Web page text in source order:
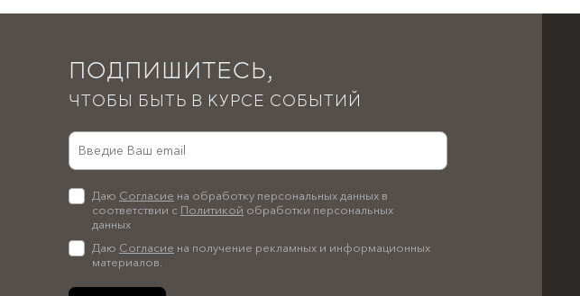
ПОДПИШИТЕСЬ,
ЧТОБЫ БЫТЬ В КУРСЕ СОБЫТИЙ
Даю Согласие на обработку персональных данных в
соответствии с Политикой обработки персональных
данных
Даю Согласие на получение рекламных и информационных
материалов.